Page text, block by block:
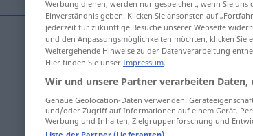
Regel
in der
die Regel
Werbung dienen, werden nur gespeichert, wenn Sie
Einverständnis geben. Klicken Sie ansonsten auf
jederzeit für zukünftige Besuche unserer Webseite
und den Anpassungsmöglichkeiten möchten, klicken
Weitergehende Hinweise zu der Datenverarbeitung
Hier finden Sie unser Impressum.
Wir und unsere Partner verarbeiten
Genaue Geolocation-Daten verwenden.
und/oder Zugriff auf Informationen auf einem Gerät.
Werbung und Inhalten, Zielgruppenforschung und